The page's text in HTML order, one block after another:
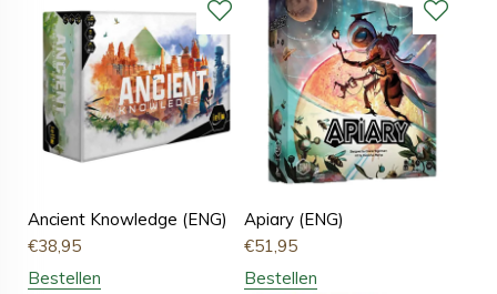
Ancient Knowledge (ENG)
€38,95
Bestellen
Apiary (ENG)
€51,95
Bestellen